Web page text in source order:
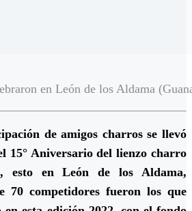
en León de los Aldama
de amigos charros se llevó
15° Aniversario del lienzo charro
esto en León de los Aldama,
70 competidores fueron los que